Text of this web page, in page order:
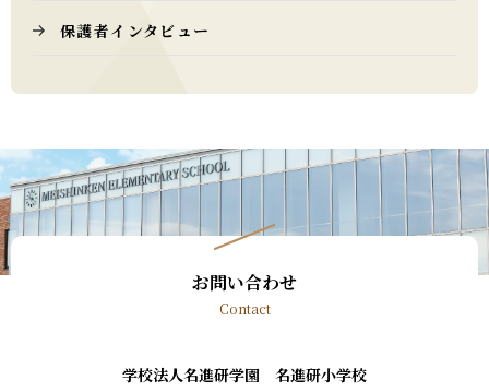
保護者インタビュー
お問い合わせ
Contact
学校法人名進研学園 名進研小学校